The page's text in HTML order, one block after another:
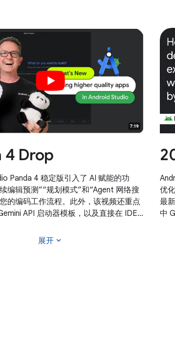
4 Drop
Panda 4 稳定版引入了 AI 赋能的功
编辑预测”“规划模式”和“Agent 网络搜
的编码工作流程。此外，该视频还重点
API 启动器模板，以及直接在 IDE
优
最
中
展开 expand_more